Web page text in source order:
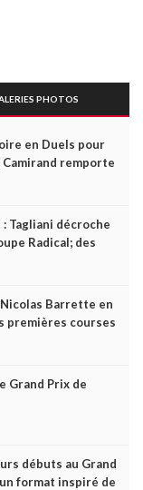
PHOTOS
en Duels pour
Camirand remporte
: Tagliani décroche
Radical; des
Barrette en
premières courses
Grand Prix de
débuts au Grand
format inspiré de